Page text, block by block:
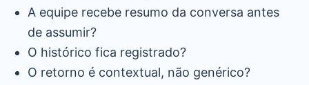
A equipe recebe resumo da conversa antes
de assumir?
O histórico fica registrado?
O retorno é contextual, não genérico?